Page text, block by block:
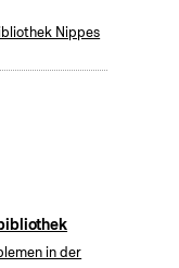
Nippes
in der